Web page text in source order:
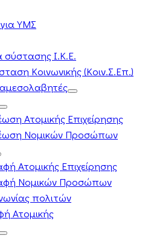
ΥΜΣ
σύστασης Ι.Κ.Ε.
Κοινωνικής (Κοιν.Σ.Επ.)
Ατομικής Επιχείρησης
Νομικών Προσώπων
Ατομικής Επιχείρησης
Νομικών Προσώπων
πολιτών
Ατομικής